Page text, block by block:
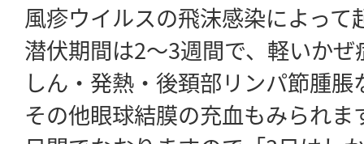
風疹ウイルスの飛沫感染によって
潜伏期間は2～3週間で、軽いか
しん・発熱・後頚部リンパ節腫
その他眼球結膜の充血もみられま